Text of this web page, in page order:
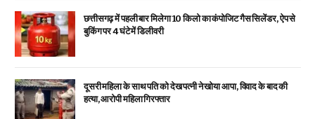
छत्तीसगढ़ में पहली बार मिलेगा 10 किलो का कंपोजिट गैस सिलेंडर, ऐप से
बुकिंग पर 4 घंटे में डिलीवरी
दूसरी महिला के साथ पति को देख पत्नी ने खोया आपा, विवाद के बाद की
हत्या, आरोपी महिला गिरफ्तार